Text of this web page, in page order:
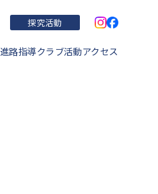
探究活動
進路指導クラブ活動アクセス